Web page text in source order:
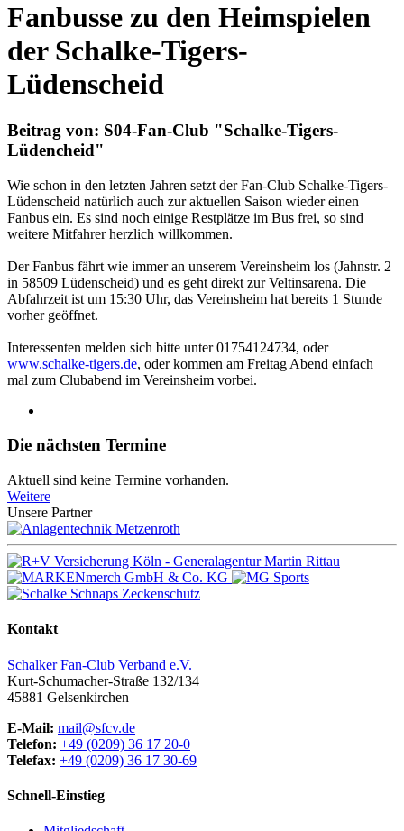
Fanbusse zu den Heimspielen
der Schalke-Tigers-
Lüdenscheid
Beitrag von: S04-Fan-Club "Schalke-Tigers-
Lüdencheid"
Wie schon in den letzten Jahren setzt der Fan-Club Schalke-Tigers-
Lüdenscheid natürlich auch zur aktuellen Saison wieder einen
Fanbus ein. Es sind noch einige Restplätze im Bus frei, so sind
weitere Mitfahrer herzlich willkommen.
Der Fanbus fährt wie immer an unserem Vereinsheim los (Jahnstr. 2
in 58509 Lüdenscheid) und es geht direkt zur Veltinsarena. Die
Abfahrzeit ist um 15:30 Uhr, das Vereinsheim hat bereits 1 Stunde
vorher geöffnet.
Interessenten melden sich bitte unter 01754124734, oder
www.schalke-tigers.de, oder kommen am Freitag Abend einfach
mal zum Clubabend im Vereinsheim vorbei.
Die nächsten Termine
Aktuell sind keine Termine vorhanden.
Weitere
Unsere Partner
Kontakt
Schalker Fan-Club Verband e.V.
Kurt-Schumacher-Straße 132/134
45881 Gelsenkirchen
E-Mail: mail@sfcv.de
Telefon: +49 (0209) 36 17 20-0
Telefax: +49 (0209) 36 17 30-69
Schnell-Einstieg